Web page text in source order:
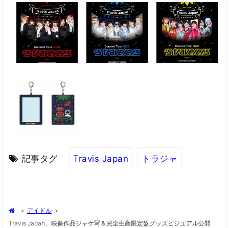
記事タグ Travis Japan トラジャ
> アイドル >
Travis Japan、映像作品ジャケ写＆完全生産限定盤グッズビジュアル公開